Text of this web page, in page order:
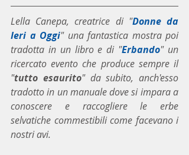
Lella Canepa, creatrice di "Donne da
Ieri a Oggi" una fantastica mostra poi
tradotta in un libro e di "Erbando" un
ricercato evento che produce sempre il
"tutto esaurito" da subito, anch'esso
tradotto in un manuale dove si impara a
conoscere e raccogliere le erbe
selvatiche commestibili come facevano i
nostri avi.